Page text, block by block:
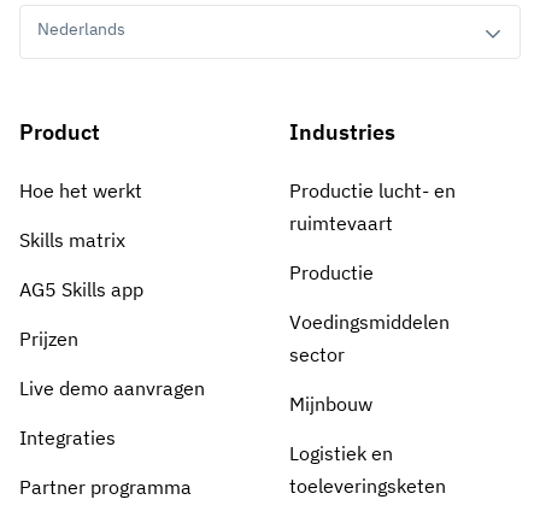
Nederlands
Product
Hoe het werkt
Skills matrix
AG5 Skills app
Prijzen
Live demo aanvragen
Integraties
Partner programma
Industries
Productie lucht- en
ruimtevaart
Productie
Voedingsmiddelen
sector
Mijnbouw
Logistiek en
toeleveringsketen